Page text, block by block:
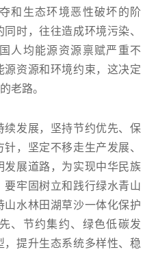
和生态环境恶性破坏的阶
时，往往造成环境污染、
人均能源资源禀赋严重不
源资源和环境约束，这决定
老路。
发展，坚持节约优先、保
，坚定不移走生产发展、
发展道路，为实现中华民族
牢固树立和践行绿水青山
水林田湖草沙一体化保护
、节约集约、绿色低碳发
提升生态系统多样性、稳